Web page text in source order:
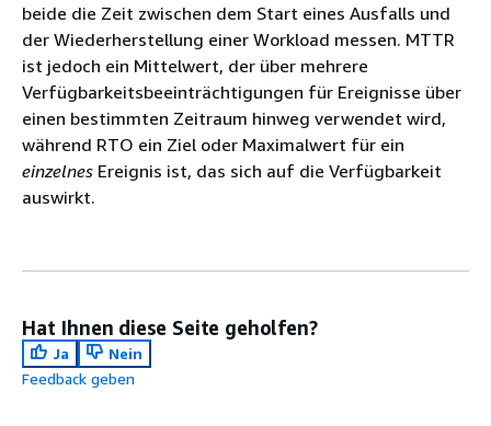
beide die Zeit zwischen dem Start eines Ausfalls und
der Wiederherstellung einer Workload messen. MTTR
ist jedoch ein Mittelwert, der über mehrere
Verfügbarkeitsbeeinträchtigungen für Ereignisse über
einen bestimmten Zeitraum hinweg verwendet wird,
während RTO ein Ziel oder Maximalwert für ein
einzelnes Ereignis ist, das sich auf die Verfügbarkeit
auswirkt.
Hat Ihnen diese Seite geholfen?
Ja
Nein
Feedback geben